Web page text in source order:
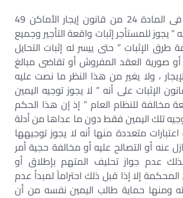
3 – نص المشرع فى المادة 24 من قانون إيجار الأماكن 49
على أنه ” يجوز للمستأجر إثبات واقعة التأجير وجميع
الإثبات ” حتى ييسر له إثبات التحايل
أو صورية العقد المفروش أو تقاضى مبالغ
، ولا يغير من هذا النظر ما نصت عليه
115 من قانون الإثبات على أنه ” لا يجوز توجيه اليمين
مخالفة للنظام العام ” إذ إن هذا الحكم
تلك اليمين فقط دون ما عداها من أدلة
اعتبارات متعددة منها أنه لا يجوز توجيهها
عنه أو التصالح عليه أو مخالفة حجية أمر
عدم جواز تحليف المتهم بإطلاق أو
إلا إذا قبل ذلك احتراماً لمبدأ عدم
ومنها حماية طالب اليمين نفسه من أن